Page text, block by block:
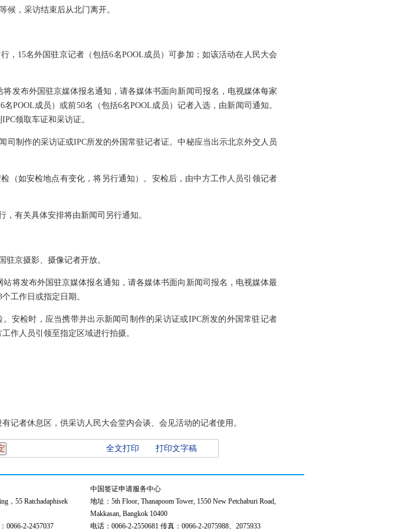
，采访结束后从北门离开。
15名外国驻京记者（包括6名POOL成员）可参加；如该活动在人民大会
布外国驻京媒体报名通知，请各媒体书面向新闻司报名，电视媒体每家
POOL成员）或前50名（包括6名POOL成员）记者入选，由新闻司通知。
领取车证和采访证。
制作的采访证或IPC所发的外国常驻记者证。中秘应当出示北京外交人员
如安检地点有变化，将另行通知）。安检后，由中方工作人员引领记者
有关具体安排将由新闻司另行通知。
京摄影、摄像记者开放。
发布外国驻京媒体报名通知，请各媒体书面向新闻司报名，电视媒体最
工作日或指定日期。
检时，应当携带并出示新闻司制作的采访证或IPC所发的外国常驻记者
作人员引领至指定区域进行拍摄。
者休息区，供采访人民大会堂内会谈、会见活动的记者使用。
全文打印 打印文字稿
，55 Ratchadaphisek
0066-2-2457037
中国签证申请服务中心
地址：5th Floor, Thanapoom Tower, 1550 New Petchaburi Road,
Makkasan, Bangkok 10400
电话：0066-2-2550681 传真：0066-2-2075988、2075933